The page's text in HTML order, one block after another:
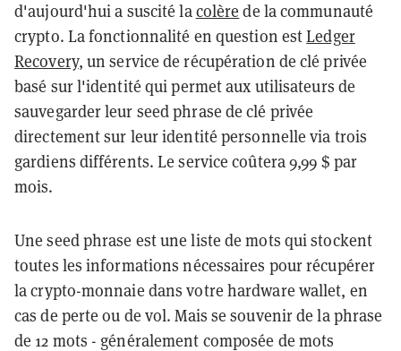
d'aujourd'hui a suscité lacolère de la communauté
crypto. La fonctionnalité en question estLedger
Recovery, un service de récupération de clé privée
basé sur l'identité qui permet aux utilisateurs de
sauvegarder leur seed phrase de clé privée
directement sur leur identité personnelle via trois
gardiens différents. Le service coûtera 9,99 $ par
mois.
Une seed phrase est une liste de mots qui stockent
toutes les informations nécessaires pour récupérer
la crypto-monnaie dans votre hardware wallet, en
cas de perte ou de vol. Mais se souvenir de la phrase
de 12 mots - généralement composée de mots